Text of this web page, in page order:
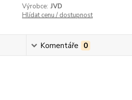
Výrobce: JVD
Hlídat cenu / dostupnost
Komentáře 0